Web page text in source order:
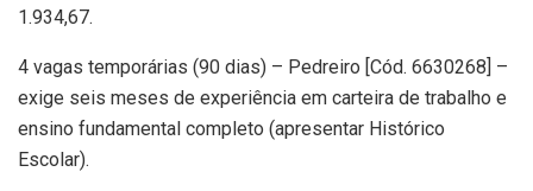
1.934,67.
4 vagas temporárias (90 dias) – Pedreiro [Cód. 6630268] –
exige seis meses de experiência em carteira de trabalho e
ensino fundamental completo (apresentar Histórico
Escolar).